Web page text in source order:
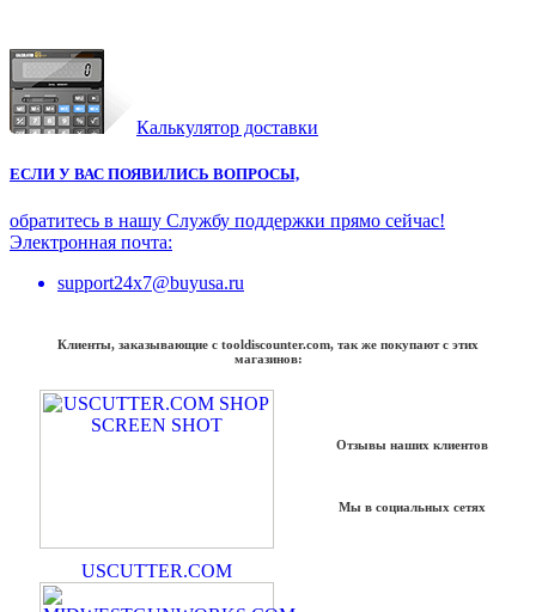
Калькулятор доставки
ЕСЛИ У ВАС ПОЯВИЛИСЬ ВОПРОСЫ,
обратитесь в нашу Службу поддержки прямо сейчас!
Электронная почта:
support24x7@buyusa.ru
Клиенты, заказывающие с tooldiscounter.com, так же покупают с этих
магазинов:
USCUTTER.COM
Отзывы наших клиентов
Мы в социальных сетях